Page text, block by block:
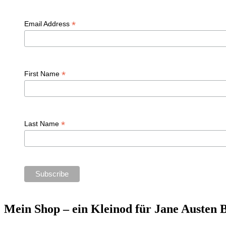
Email Address *
First Name *
Last Name *
Mein Shop – ein Kleinod für Jane Austen